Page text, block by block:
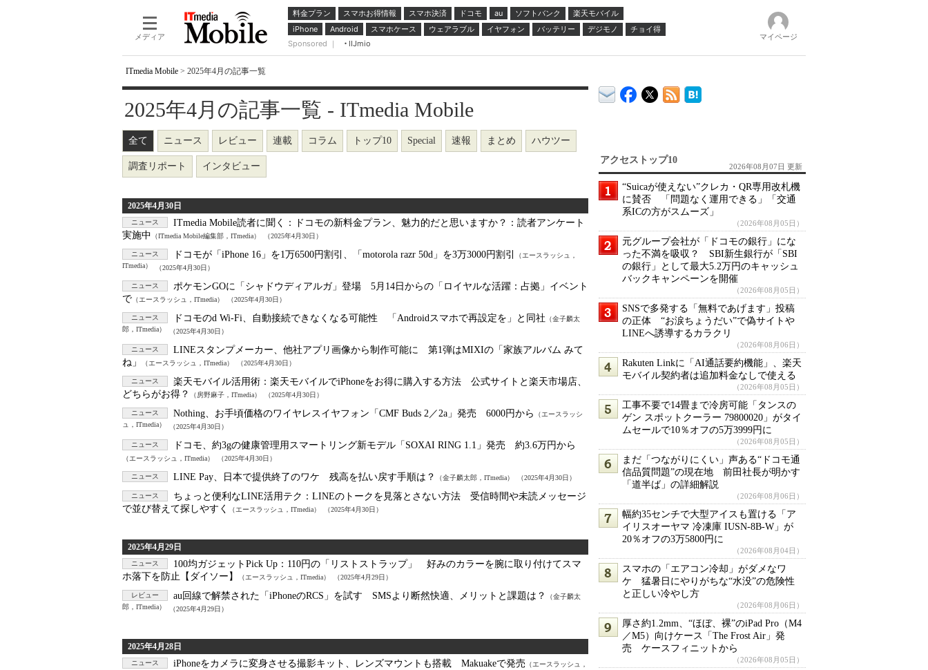
メディア
料金プラン スマホお得情報 スマホ決済 ドコモ au ソフトバンク
楽天モバイル
iPhone
Android スマホケース ウェアラブル イヤフォン バッテリー デジモノ
チョイ得
Sponsored ｜
IIJmio
マイページ
ITmedia Mobile > 2025年4月の記事一覧
2025年4月の記事一覧 - ITmedia Mobile
全て ニュース レビュー 連載 コラム トップ10 Special 速報 まとめ ハウツー
調査リポート インタビュー
2025年4月30日
ニュース ITmedia Mobile読者に聞く：
ドコモの新料金プラン、魅力的だと思いますか？：読者アンケート
実施中 （ITmedia Mobile編集部，ITmedia） （2025年4月30日）
ニュース ドコモが「iPhone 16」を1万6500円割引、「motorola razr 50d」を3万3000円割引 （エースラッシュ，
ITmedia） （2025年4月30日）
ニュース
ポケモンGOに「シャドウディアルガ」登場 5月14日からの「ロイヤルな活躍：占拠」イベント
で （エースラッシュ，ITmedia） （2025年4月30日）
ニュース ドコモのd Wi-Fi、自動接続できなくなる可能性 「Androidスマホで再設定を」と同社 （金子麟太
郎，ITmedia） （2025年4月30日）
ニュース
LINEスタンプメーカー、他社アプリ画像から制作可能に 第1弾はMIXIの「家族アルバム みて
ね」
（エースラッシュ，ITmedia） （2025年4月30日）
ニュース 楽天モバイル活用術： 楽天モバイルでiPhoneをお得に購入する方法 公式サイトと楽天市場店、
どちらがお得？
（房野麻子，ITmedia） （2025年4月30日）
ニュース Nothing、お手頃価格のワイヤレスイヤフォン「CMF Buds 2／2a」発売 6000円から （エースラッシ
ュ，ITmedia） （2025年4月30日）
ニュース ドコモ、約3gの健康管理用スマートリング新モデル「SOXAI RING 1.1」発売 約3.6万円から
（エースラッシュ，ITmedia） （2025年4月30日）
ニュース LINE Pay、日本で提供終了のワケ 残高を払い戻す手順は？ （金子麟太郎，ITmedia） （2025年4月30日）
ニュース ちょっと便利なLINE活用テク： LINEのトークを見落とさない方法 受信時間や未読メッセージ
で並び替えて探しやすく
（エースラッシュ，ITmedia） （2025年4月30日）
2025年4月29日
ニュース 100均ガジェットPick Up： 110円の「リストストラップ」 好みのカラーを腕に取り付けてスマ
ホ落下を防止【ダイソー】
（エースラッシュ，ITmedia） （2025年4月29日）
レビュー au回線で解禁された「iPhoneのRCS」を試す SMSより断然快適、メリットと課題は？ （金子麟太
郎，ITmedia） （2025年4月29日）
2025年4月28日
ニュース iPhoneをカメラに変身させる撮影キット、レンズマウントも搭載 Makuakeで発売 （エースラッシュ，
アクセストップ10
2026年08月07日 更新
“Suicaが使えない”クレカ・QR専用改札機
に賛否 「問題なく運用できる」「交通
系ICの方がスムーズ」
（2026年08月05日）
元グループ会社が「ドコモの銀行」にな
った不満を吸収？ SBI新生銀行が「SBI
の銀行」として最大5.2万円のキャッシュ
バックキャンペーンを開催
（2026年08月05日）
SNSで多発する「無料であげます」投稿
の正体 “お涙ちょうだい”で偽サイトや
LINEへ誘導するカラクリ
（2026年08月06日）
Rakuten Linkに「AI通話要約機能」、楽天
モバイル契約者は追加料金なしで使える
（2026年08月05日）
工事不要で14畳まで冷房可能「タンスの
ゲン スポットクーラー 79800020」がタイ
ムセールで10％オフの5万3999円に
（2026年08月05日）
まだ「つながりにくい」声ある“ドコモ通
信品質問題”の現在地 前田社長が明かす
「道半ば」の詳細解説
（2026年08月06日）
幅約35センチで大型アイスも置ける「ア
イリスオーヤマ 冷凍庫 IUSN-8B-W」が
20％オフの3万5800円に
（2026年08月04日）
スマホの「エアコン冷却」がダメなワ
ケ 猛暑日にやりがちな“水没”の危険性
と正しい冷やし方
（2026年08月06日）
厚さ約1.2mm、“ほぼ、裸”のiPad Pro（M4
／M5）向けケース「The Frost Air」発
売 ケースフィニットから
（2026年08月05日）